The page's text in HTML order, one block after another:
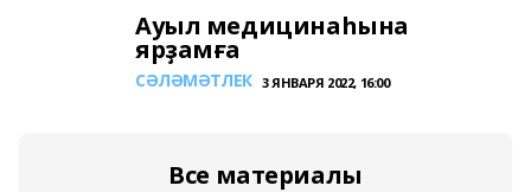
Ауыл медицинаһына
ярҙамға
СӘЛӘМӘТЛЕК 3 ЯНВАРЯ 2022, 16:00
Все материалы